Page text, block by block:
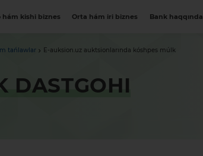
hám kishi biznes Orta hám iri biznes Bank haqqında
tańlawlar E-auksion.uz auktsionlarında kóshpes múlk
DASTGOHI